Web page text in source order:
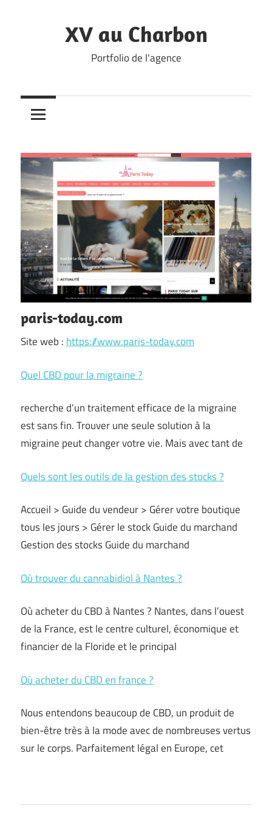
XV au Charbon
Portfolio de l'agence
paris-today.com
Site web : https://www.paris-today.com
Quel CBD pour la migraine ?
recherche d’un traitement efficace de la migraine
est sans fin. Trouver une seule solution à la
migraine peut changer votre vie. Mais avec tant de
Quels sont les outils de la gestion des stocks ?
Accueil > Guide du vendeur > Gérer votre boutique
tous les jours > Gérer le stock Guide du marchand
Gestion des stocks Guide du marchand
Où trouver du cannabidiol à Nantes ?
Où acheter du CBD à Nantes ? Nantes, dans l’ouest
de la France, est le centre culturel, économique et
financier de la Floride et le principal
Où acheter du CBD en france ?
Nous entendons beaucoup de CBD, un produit de
bien-être très à la mode avec de nombreuses vertus
sur le corps. Parfaitement légal en Europe, cet